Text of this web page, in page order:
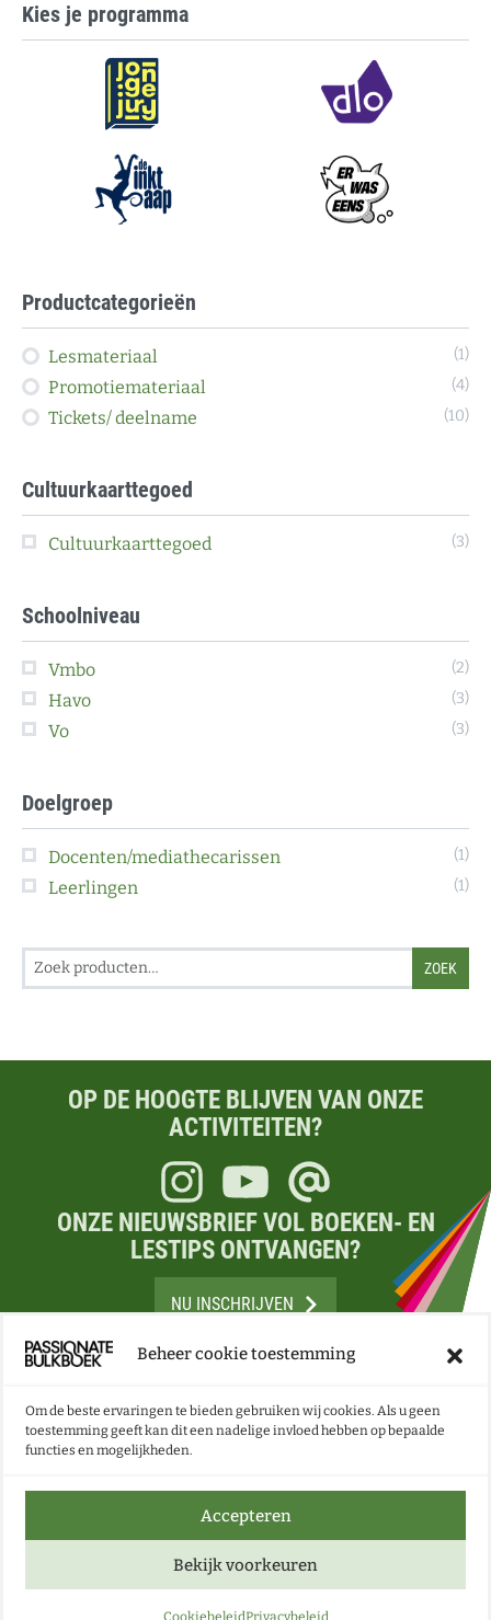
Beheer cookie toestemming
Om de beste ervaringen te bieden gebruiken wij cookies. Als u geen
toestemming geeft kan dit een nadelige invloed hebben op bepaalde
functies en mogelijkheden.
Accepteren
Bekijk voorkeuren
CookiebeleidPrivacybeleid
Kies je programma
Productcategorieën
Lesmateriaal (1)
Promotiemateriaal (4)
Tickets/ deelname (10)
Cultuurkaarttegoed
Cultuurkaarttegoed (3)
Schoolniveau
Vmbo (2)
Havo (3)
Vo (3)
Doelgroep
Docenten/mediathecarissen (1)
Leerlingen (1)
Search for: ZOEK
OP DE HOOGTE BLIJVEN VAN ONZE
ACTIVITEITEN?
InstagramYoutube E-mail
ONZE NIEUWSBRIEF VOL BOEKEN- EN
LESTIPS ONTVANGEN?
NU INSCHRIJVEN
Passionate Bulkboek -Hét aanbod voor leesplezier in